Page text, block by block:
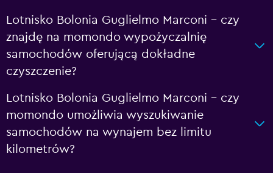
Lotnisko Bolonia Guglielmo Marconi – czy
znajdę na momondo wypożyczalnię
samochodów oferującą dokładne
czyszczenie?
Lotnisko Bolonia Guglielmo Marconi – czy
momondo umożliwia wyszukiwanie
samochodów na wynajem bez limitu
kilometrów?